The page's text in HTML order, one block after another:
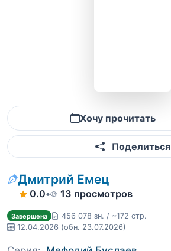
Хочу прочитать
Поделиться
Дмитрий Емец
0.0• 13 просмотров
Завершена
456 078 зн. / ~172 стр.
12.04.2026 (обн. 23.07.2026)